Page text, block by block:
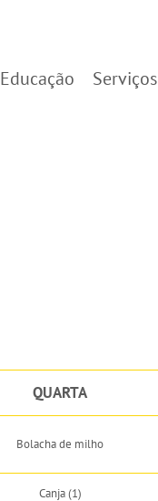
Educação Serviços
QUARTA
Bolacha de milho
Canja (1)